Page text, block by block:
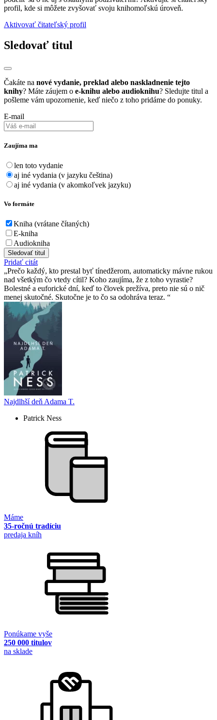
profil, kde si môžete zvyšovať svoju knihomoľskú úroveň.
Aktivovať čitateľský profil
Sledovať titul
Čakáte na nové vydanie, preklad alebo naskladnenie tejto
knihy? Máte záujem o e-knihu alebo audioknihu? Sledujte titul a
pošleme vám upozornenie, keď niečo z toho pridáme do ponuky.
E-mail
Zaujíma ma
len toto vydanie
aj iné vydania (v jazyku čeština)
aj iné vydania (v akomkoľvek jazyku)
Vo formáte
Kniha (vrátane čítaných)
E-kniha
Audiokniha
Sledovať titul
Pridať citát
Prečo každý, kto prestal byť tínedžerom, automaticky mávne rukou
nad všetkým čo vtedy cítil? Koho zaujíma, že z toho vyrastie?
Bolestné a euforické dní, keď to človek prežíva, preto nie sú o nič
menej skutočné. Skutočne je to čo sa odohráva teraz.
Najdlhší deň Adama T.
Patrick Ness
Máme
35-ročnú tradíciu
predaja kníh
Ponúkame vyše
250 000 titulov
na sklade